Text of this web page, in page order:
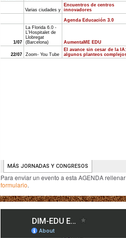
Para enviar un evento a esta AGENDA rellenar
formulario.